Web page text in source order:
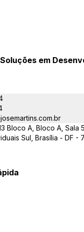
em
Bloco A, Bloco A, Sala
Sul, Brasília - DF -